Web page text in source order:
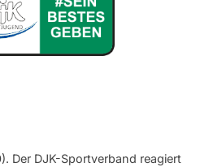
Der DJK-Sportverband reagiert